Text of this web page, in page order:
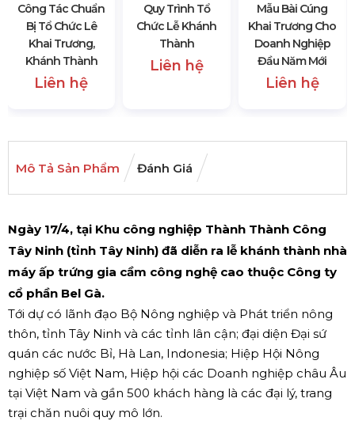
Công Tác Chuẩn
Bị Tổ Chức Lê
Khai Trương,
Khánh Thành
Liên hệ
Quy Trình Tổ
Chức Lễ Khánh
Thành
Liên hệ
Mẫu Bài Cúng
Khai Trương Cho
Doanh Nghiệp
Đầu Năm Mới
Liên hệ
Mô Tả Sản Phẩm Đánh Giá
Ngày 17/4, tại Khu công nghiệp Thành Thành Công
Tây Ninh (tỉnh Tây Ninh) đã diễn ra lễ khánh thành nhà
máy ấp trứng gia cầm công nghệ cao thuộc Công ty
cổ phần Bel Gà.
Tới dự có lãnh đạo Bộ Nông nghiệp và Phát triển nông
thôn, tỉnh Tây Ninh và các tỉnh lân cận; đại diện Đại sứ
quán các nước Bỉ, Hà Lan, Indonesia; Hiệp Hội Nông
nghiệp số Việt Nam, Hiệp hội các Doanh nghiệp châu Âu
tại Việt Nam và gần 500 khách hàng là các đại lý, trang
trại chăn nuôi quy mô lớn.